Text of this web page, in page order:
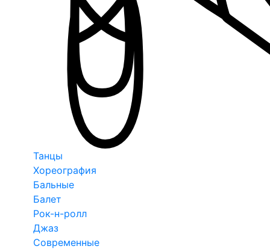
Танцы
Хореография
Бальные
Балет
Рок-н-ролл
Джаз
Современные